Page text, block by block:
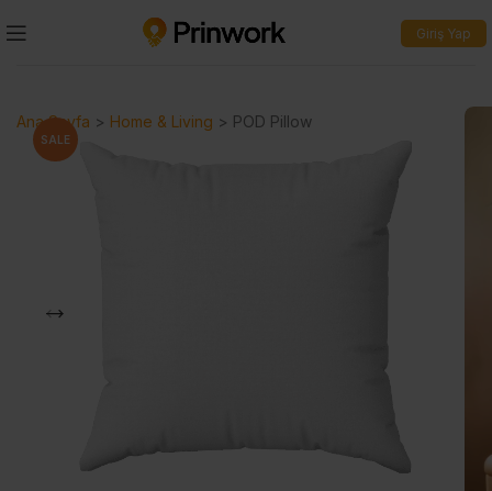
Giriş Yap
Ana Sayfa > Home & Living > POD Pillow
SALE